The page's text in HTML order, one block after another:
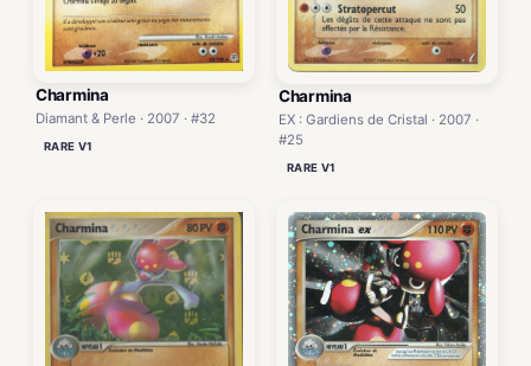
Charmina
Diamant & Perle · 2007 · #32
RARE V1
Charmina
EX : Gardiens de Cristal · 2007 ·
#25
RARE V1